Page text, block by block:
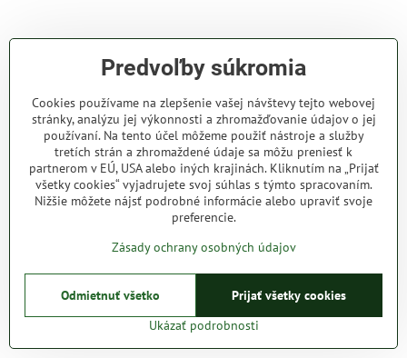
Predvoľby súkromia
Cookies používame na zlepšenie vašej návštevy tejto webovej
stránky, analýzu jej výkonnosti a zhromažďovanie údajov o jej
používaní. Na tento účel môžeme použiť nástroje a služby
tretích strán a zhromaždené údaje sa môžu preniesť k
partnerom v EÚ, USA alebo iných krajinách. Kliknutím na „Prijať
všetky cookies“ vyjadrujete svoj súhlas s týmto spracovaním.
Nižšie môžete nájsť podrobné informácie alebo upraviť svoje
preferencie.
Zásady ochrany osobných údajov
Ukázať podrobnosti
Prijať všetky cookies
Odmietnuť všetko